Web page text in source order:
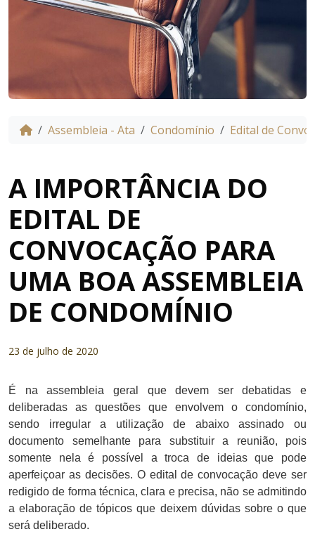
Assembleia - Ata Condomínio Edital de
A IMPORTÂNCIA DO
EDITAL DE
CONVOCAÇÃO PARA
UMA BOA ASSEMBLEIA
DE CONDOMÍNIO
23 de julho de 2020
É na assembleia geral que devem ser debatidas e
deliberadas as questões que envolvem o condomínio,
sendo irregular a utilização de abaixo assinado ou
documento semelhante para substituir a reunião, pois
somente nela é possível a troca de ideias que pode
aperfeiçoar as decisões. O edital de convocação deve ser
redigido de forma técnica, clara e precisa, não se admitindo
a elaboração de tópicos que deixem dúvidas sobre o que
será deliberado.